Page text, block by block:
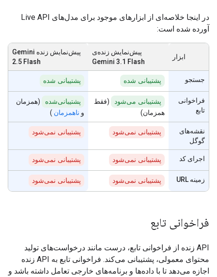
در اینجا خلاصه‌ای از ابزارهای موجود برای مدل‌های Live API
آورده شده است:
ابزار
پیش‌نمایش زنده‌ی
Gemini 3.1 Flash
پیش‌نمایش زنده Gemini
2.5 Flash
جستجو پشتیبانی شده پشتیبانی شده
فراخوانی
تابع
پشتیبانی می‌شود
(فقط
همزمان)
پشتیبانی‌شده
(همزمان
و ناهمزمان )
نقشه‌های
گوگل
پشتیبانی نمی‌شود پشتیبانی نمی‌شود
اجرای کد پشتیبانی نمی‌شود پشتیبانی نمی‌شود
زمینه URL پشتیبانی نمی‌شود پشتیبانی نمی‌شود
فراخوانی تابع
API زنده از فراخوانی تابع، درست مانند درخواست‌های تولید
محتوای معمولی، پشتیبانی می‌کند. فراخوانی تابع به API زنده
اجازه می‌دهد تا با داده‌ها و برنامه‌های خارجی تعامل داشته باشد و